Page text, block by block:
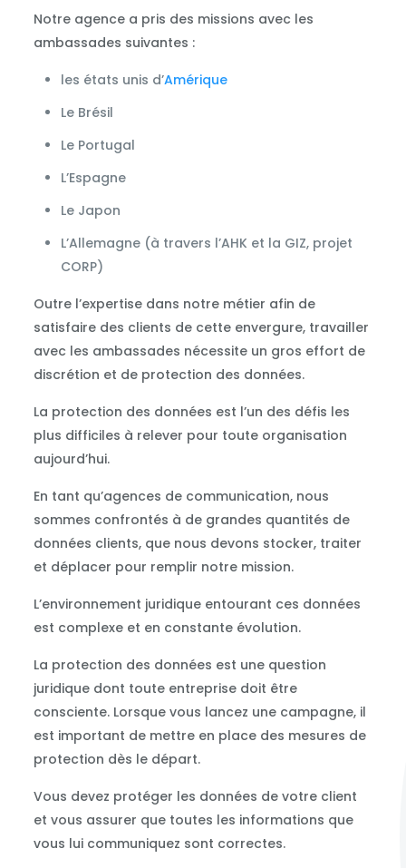
Notre agence a pris des missions avec les
ambassades suivantes :
les états unis d’Amérique
Le Brésil
Le Portugal
L’Espagne
Le Japon
L’Allemagne (à travers l’AHK et la GIZ, projet
CORP)
Outre l’expertise dans notre métier afin de
satisfaire des clients de cette envergure, travailler
avec les ambassades nécessite un gros effort de
discrétion et de protection des données.
La protection des données est l’un des défis les
plus difficiles à relever pour toute organisation
aujourd’hui.
En tant qu’agences de communication, nous
sommes confrontés à de grandes quantités de
données clients, que nous devons stocker, traiter
et déplacer pour remplir notre mission.
L’environnement juridique entourant ces données
est complexe et en constante évolution.
La protection des données est une question
juridique dont toute entreprise doit être
consciente. Lorsque vous lancez une campagne, il
est important de mettre en place des mesures de
protection dès le départ.
Vous devez protéger les données de votre client
et vous assurer que toutes les informations que
vous lui communiquez sont correctes.